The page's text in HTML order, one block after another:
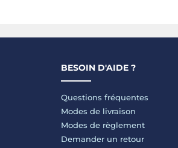
BESOIN D'AIDE ?
Questions fréquentes
Modes de livraison
Modes de règlement
Demander un retour